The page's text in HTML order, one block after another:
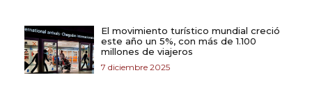
El movimiento turístico mundial creció
este año un 5%, con más de 1.100
millones de viajeros
7 diciembre 2025